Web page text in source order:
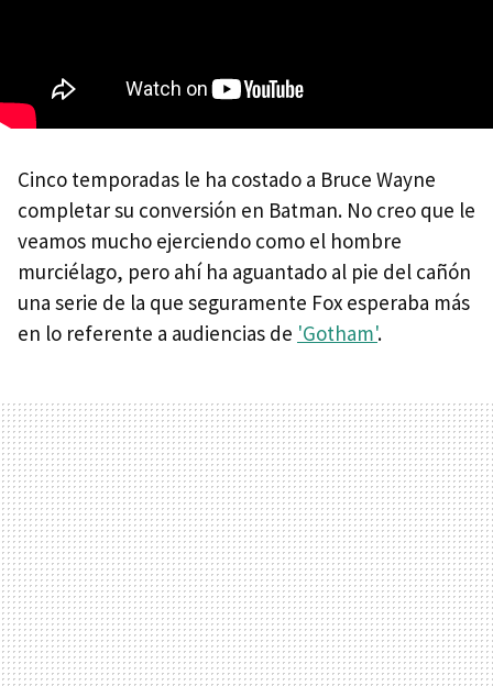
Cinco temporadas le ha costado a Bruce Wayne
completar su conversión en Batman. No creo que le
veamos mucho ejerciendo como el hombre
murciélago, pero ahí ha aguantado al pie del cañón
una serie de la que seguramente Fox esperaba más
en lo referente a audiencias de 'Gotham'.